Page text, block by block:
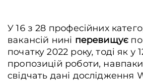
У 16 з 28 професійних
вакансій нині перевищує
початку 2022 року, тоді як у
пропозицій роботи,
свідчать дані дослідження